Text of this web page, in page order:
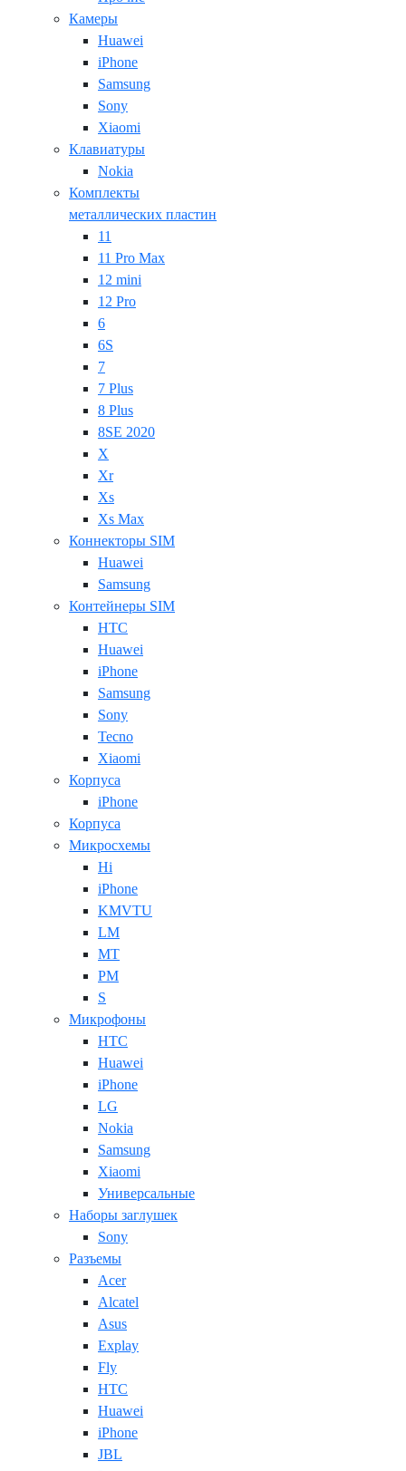
Камеры
Huawei
iPhone
Samsung
Sony
Xiaomi
Клавиатуры
Nokia
Комплекты
металлических пластин
11
11 Pro Max
12 mini
12 Pro
6
6S
7
7 Plus
8 Plus
8SE 2020
X
Xr
Xs
Xs Max
Коннекторы SIM
Huawei
Samsung
Контейнеры SIM
HTC
Huawei
iPhone
Samsung
Sony
Tecno
Xiaomi
Корпуса
iPhone
Корпуса
Микросхемы
Hi
iPhone
KMVTU
LM
MT
PM
S
Микрофоны
HTC
Huawei
iPhone
LG
Nokia
Samsung
Xiaomi
Универсальные
Наборы заглушек
Sony
Разъемы
Acer
Alcatel
Asus
Explay
Fly
HTC
Huawei
iPhone
JBL